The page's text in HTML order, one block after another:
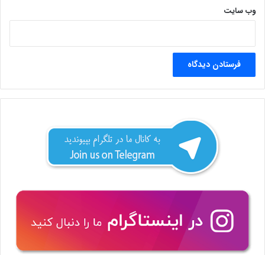
وب‌ سایت